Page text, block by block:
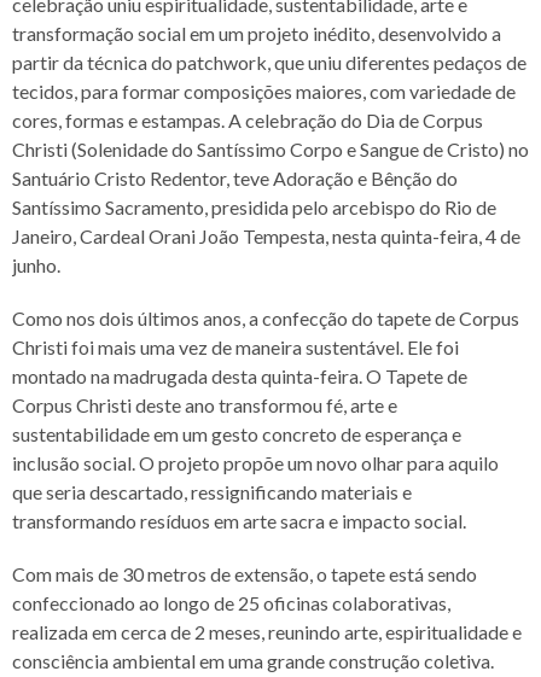
transformação social em um projeto inédito, desenvolvido a
partir da técnica do patchwork, que uniu diferentes pedaços de
tecidos, para formar composições maiores, com variedade de
cores, formas e estampas. A celebração do Dia de Corpus
Christi (Solenidade do Santíssimo Corpo e Sangue de Cristo) no
Santuário Cristo Redentor, teve Adoração e Bênção do
Santíssimo Sacramento, presidida pelo arcebispo do Rio de
Janeiro, Cardeal Orani João Tempesta, nesta quinta-feira, 4 de
junho.
Como nos dois últimos anos, a confecção do tapete de Corpus
Christi foi mais uma vez de maneira sustentável. Ele foi
montado na madrugada desta quinta-feira. O Tapete de
Corpus Christi deste ano transformou fé, arte e
sustentabilidade em um gesto concreto de esperança e
inclusão social. O projeto propõe um novo olhar para aquilo
que seria descartado, ressignificando materiais e
transformando resíduos em arte sacra e impacto social.
Com mais de 30 metros de extensão, o tapete está sendo
confeccionado ao longo de 25 oficinas colaborativas,
realizada em cerca de 2 meses, reunindo arte, espiritualidade e
consciência ambiental em uma grande construção coletiva.